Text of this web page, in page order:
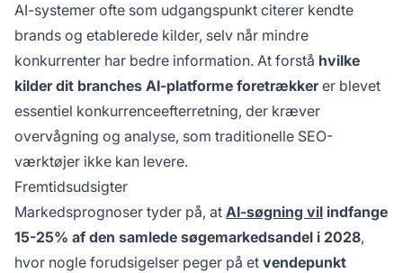
AI-systemer ofte som udgangspunkt citerer kendte
brands og etablerede kilder, selv når mindre
konkurrenter har bedre information. At forstå hvilke
kilder dit branches AI-platforme foretrækkerer blevet
essentiel konkurrenceefterretning, der kræver
overvågning og analyse, som traditionelle SEO-
værktøjer ikke kan levere.
Fremtidsudsigter
Markedsprognoser tyder på, at AI-søgning vil indfange
15-25% af den samlede søgemarkedsandel i 2028,
hvor nogle forudsigelser peger på et vendepunkt